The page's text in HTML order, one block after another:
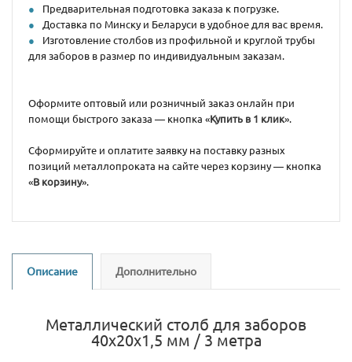
Предварительная подготовка заказа к погрузке.
Доставка по Минску и Беларуси в удобное для вас время.
Изготовление столбов из профильной и круглой трубы
для заборов в размер по индивидуальным заказам.
Оформите оптовый или розничный заказ онлайн при
помощи быстрого заказа — кнопка «Купить в 1 клик».
Сформируйте и оплатите заявку на поставку разных
позиций металлопроката на сайте через корзину — кнопка
«В корзину».
Описание Дополнительно
Металлический столб для заборов
40х20х1,5 мм / 3 метра